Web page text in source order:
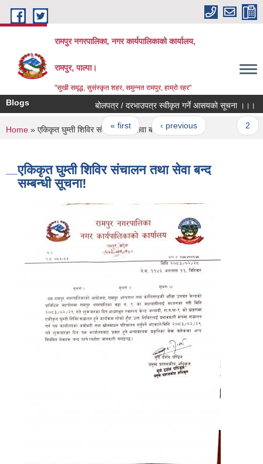
Skip to main content
रामपुर नगरपालिका, नगर कार्यपालिकाको कार्यालय,
रामपुर, पाल्पा।
"सुखी समृद्ध, सुसंस्कृत शहर, समुन्नत रामपुर, हाम्रो रहर"
Blogs बोलपत्र / दरभाउपत्र स्वीकृत गर्ने आसयको सूचना ।।।
Pages
« first ‹ previous
You are here
Home » एकिकृत घुम्ती शिविर संचालन तथा सेवा बन्द सम्बन्धी सूचना!
एकिकृत घुम्ती शिविर संचालन तथा सेवा बन्द
सम्बन्धी सूचना!